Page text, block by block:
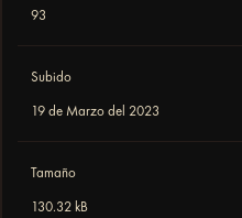
93
Subido
19 de Marzo del 2023
Tamaño
130.32 kB